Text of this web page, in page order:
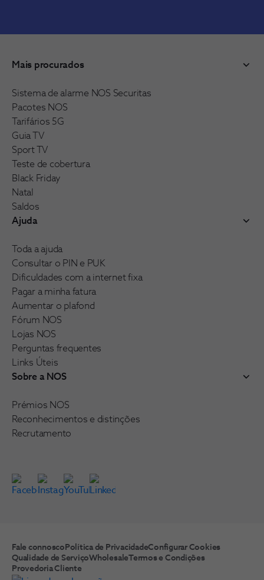
Mais procurados
Sistema de alarme NOS Securitas
Pacotes NOS
Tarifários 5G
Guia TV
Sport TV
Teste de cobertura
Black Friday
Natal
Saldos
Ajuda
Toda a ajuda
Consultar o PIN e PUK
Dificuldades com a internet fixa
Pagar a minha fatura
Aumentar o plafond
Fórum NOS
Lojas NOS
Perguntas frequentes
Links Úteis
Sobre a NOS
Prémios NOS
Reconhecimentos e distinções
Recrutamento
Fale connosco Política de PrivacidadeConfigurar Cookies
Qualidade de ServiçoWholesaleTermos e Condições
Provedoria Cliente